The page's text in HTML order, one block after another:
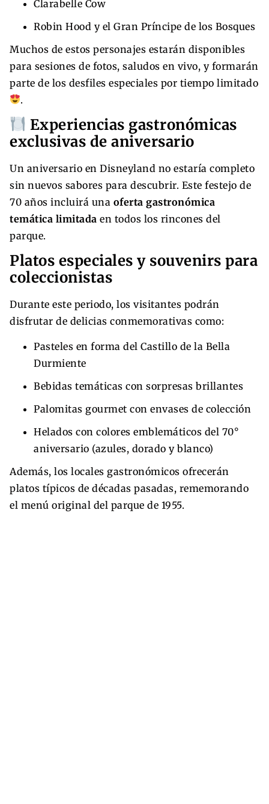
Clarabelle Cow
Robin Hood y el Gran Príncipe de los Bosques
Muchos de estos personajes estarán disponibles
para sesiones de fotos, saludos en vivo, y formarán
parte de los desfiles especiales por tiempo limitado
.
Experiencias gastronómicas
exclusivas de aniversario
Un aniversario en Disneyland no estaría completo
sin nuevos sabores para descubrir. Este festejo de
70 años incluirá una oferta gastronómica
temática limitada en todos los rincones del
parque.
Platos especiales y souvenirs para
coleccionistas
Durante este periodo, los visitantes podrán
disfrutar de delicias conmemorativas como:
Pasteles en forma del Castillo de la Bella
Durmiente
Bebidas temáticas con sorpresas brillantes
Palomitas gourmet con envases de colección
Helados con colores emblemáticos del 70°
aniversario (azules, dorado y blanco)
Además, los locales gastronómicos ofrecerán
platos típicos de décadas pasadas, rememorando
el menú original del parque de 1955.